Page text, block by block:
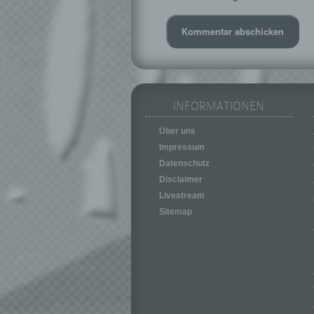
INFORMATIONEN
Über uns
Impressum
Datenschutz
Disclaimer
Livestream
Sitemap